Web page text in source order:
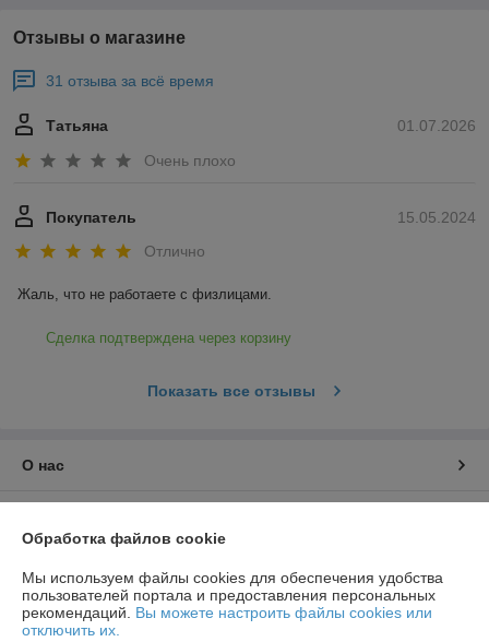
Отзывы о магазине
31 отзыва за всё время
01.07.2026
Татьяна
Очень плохо
15.05.2024
Покупатель
Отлично
Жаль, что не работаете с физлицами.
Сделка подтверждена через корзину
Показать все отзывы
О нас
График работы
Обработка файлов cookie
Мы используем файлы cookies для обеспечения удобства
пользователей портала и предоставления персональных
рекомендаций. Вы можете настроить файлы cookies или
отключить их.